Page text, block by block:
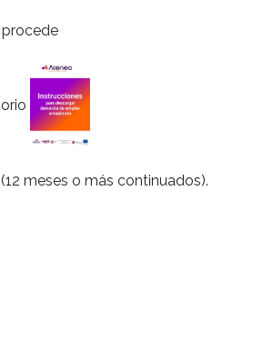
meses o más continuados).